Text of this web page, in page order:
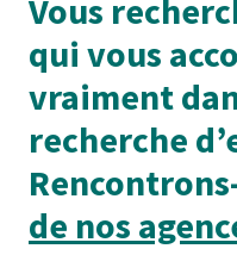
Vous
qui vous
vraiment
recherche
de nos